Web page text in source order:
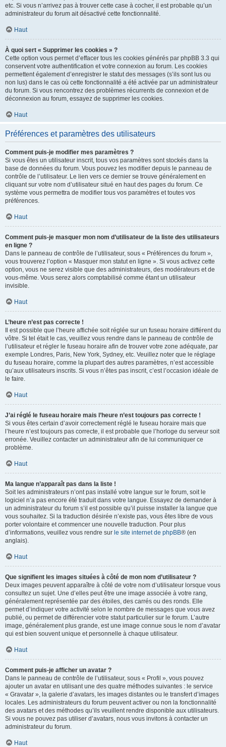
etc. Si vous n’arrivez pas à trouver cette case à cocher, il est probable qu’un
administrateur du forum ait désactivé cette fonctionnalité.
Haut
À quoi sert « Supprimer les cookies » ?
Cette option vous permet d’effacer tous les cookies générés par phpBB 3.3 qui
conservent votre authentification et votre connexion au forum. Les cookies
permettent également d’enregistrer le statut des messages (s’ils sont lus ou
non lus) dans le cas où cette fonctionnalité a été activée par un administrateur
du forum. Si vous rencontrez des problèmes récurrents de connexion et de
déconnexion au forum, essayez de supprimer les cookies.
Haut
Préférences et paramètres des utilisateurs
Comment puis-je modifier mes paramètres ?
Si vous êtes un utilisateur inscrit, tous vos paramètres sont stockés dans la
base de données du forum. Vous pouvez les modifier depuis le panneau de
contrôle de l’utilisateur. Le lien vers ce dernier se trouve généralement en
cliquant sur votre nom d’utilisateur situé en haut des pages du forum. Ce
système vous permettra de modifier tous vos paramètres et toutes vos
préférences.
Haut
Comment puis-je masquer mon nom d’utilisateur de la liste des utilisateurs
en ligne ?
Dans le panneau de contrôle de l’utilisateur, sous « Préférences du forum »,
vous trouverez l’option « Masquer mon statut en ligne ». Si vous activez cette
option, vous ne serez visible que des administrateurs, des modérateurs et de
vous-même. Vous serez alors comptabilisé comme étant un utilisateur
invisible.
Haut
L’heure n’est pas correcte !
Il est possible que l’heure affichée soit réglée sur un fuseau horaire différent du
vôtre. Si tel était le cas, veuillez vous rendre dans le panneau de contrôle de
l’utilisateur et régler le fuseau horaire afin de trouver votre zone adéquate, par
exemple Londres, Paris, New York, Sydney, etc. Veuillez noter que le réglage
du fuseau horaire, comme la plupart des autres paramètres, n’est accessible
qu’aux utilisateurs inscrits. Si vous n’êtes pas inscrit, c’est l’occasion idéale de
le faire.
Haut
J’ai réglé le fuseau horaire mais l’heure n’est toujours pas correcte !
Si vous êtes certain d’avoir correctement réglé le fuseau horaire mais que
l’heure n’est toujours pas correcte, il est probable que l’horloge du serveur soit
erronée. Veuillez contacter un administrateur afin de lui communiquer ce
problème.
Haut
Ma langue n’apparaît pas dans la liste !
Soit les administrateurs n’ont pas installé votre langue sur le forum, soit le
logiciel n’a pas encore été traduit dans votre langue. Essayez de demander à
un administrateur du forum s’il est possible qu’il puisse installer la langue que
vous souhaitez. Si la traduction désirée n’existe pas, vous êtes libre de vous
porter volontaire et commencer une nouvelle traduction. Pour plus
d’informations, veuillez vous rendre sur le site internet de phpBB® (en
anglais).
Haut
Que signifient les images situées à côté de mon nom d’utilisateur ?
Deux images peuvent apparaître à côté de votre nom d’utilisateur lorsque vous
consultez un sujet. Une d’elles peut être une image associée à votre rang,
généralement représentée par des étoiles, des carrés ou des ronds. Elle
permet d’indiquer votre activité selon le nombre de messages que vous avez
publié, ou permet de différencier votre statut particulier sur le forum. L’autre
image, généralement plus grande, est une image connue sous le nom d’avatar
qui est bien souvent unique et personnelle à chaque utilisateur.
Haut
Comment puis-je afficher un avatar ?
Dans le panneau de contrôle de l’utilisateur, sous « Profil », vous pouvez
ajouter un avatar en utilisant une des quatre méthodes suivantes : le service
« Gravatar », la galerie d’avatars, les images distantes ou le transfert d’images
locales. Les administrateurs du forum peuvent activer ou non la fonctionnalité
des avatars et des méthodes qu’ils veuillent rendre disponible aux utilisateurs.
Si vous ne pouvez pas utiliser d’avatars, nous vous invitons à contacter un
administrateur du forum.
Haut